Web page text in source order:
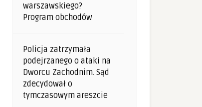
warszawskiego?
Program obchodów
Policja zatrzymała
podejrzanego o ataki na
Dworcu Zachodnim. Sąd
zdecydował o
tymczasowym areszcie